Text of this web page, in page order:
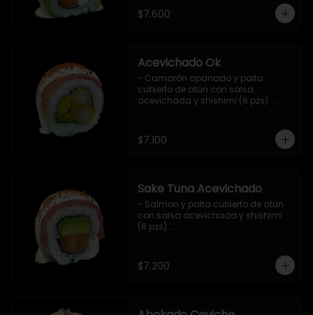
$7.600
Acevichado Ok
- Camarón apanado y palta
cubierto de atún con salsa
acevichada y shishimi (8 pzs).
$7.100
Sake Tuna Acevichado
- Salmon y palta cubierto de atún
con salsa acevichada y shishimi
(8 pzs).
$7.200